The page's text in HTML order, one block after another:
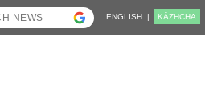
ENGLISH | KĀZHCHA